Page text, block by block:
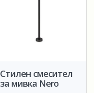
Стилен смесител
за мивка Nero